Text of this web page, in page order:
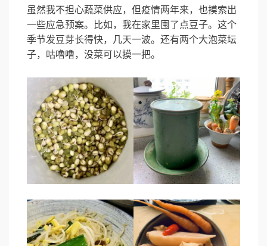
虽然我不担心蔬菜供应，但疫情两年来，也摸索出
一些应急预案。比如，我在家里囤了点豆子。这个
季节发豆芽长得快，几天一波。还有两个大泡菜坛
子，咕噜噜，没菜可以摸一把。